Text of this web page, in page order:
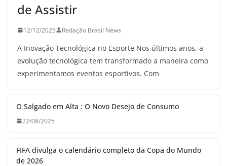
de Assistir
12/12/2025 Redação Brasil News
A Inovação Tecnológica no Esporte Nos últimos anos, a
evolução tecnológica tem transformado a maneira como
experimentamos eventos esportivos. Com
O Salgado em Alta : O Novo Desejo de Consumo
22/08/2025
FIFA divulga o calendário completo da Copa do Mundo
de 2026